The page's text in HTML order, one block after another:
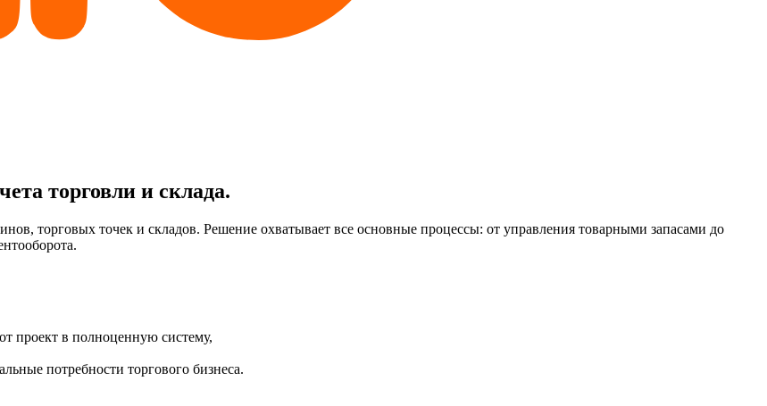
торговли и склада.
торговых точек и складов. Решение охватывает все основные процессы: от управления товарными запасами до
проект в полноценную систему,
потребности торгового бизнеса.